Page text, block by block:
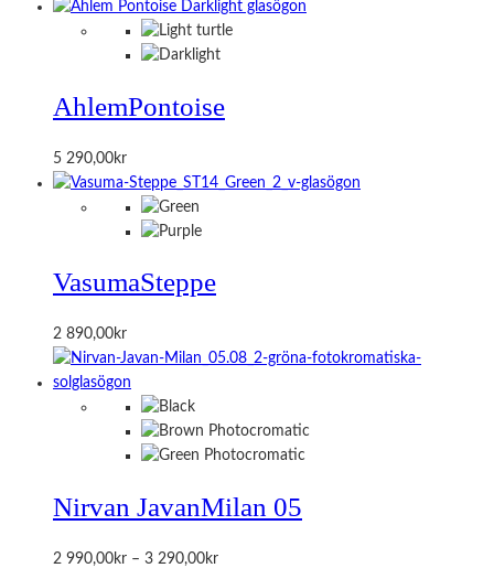
2
990,00kr
till
290,00kr
AhlemPontoise
5 290,00kr
VasumaSteppe
2 890,00kr
Nirvan JavanMilan 05
2 990,00kr – 3 290,00krPrisintervall: